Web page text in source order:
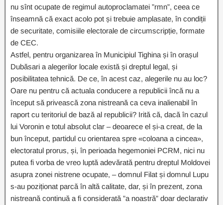
nu sînt ocupate de regimul autoproclamatei ”rmn”, ceea ce
înseamnă că exact acolo pot și trebuie amplasate, în condiții
de securitate, comisiile electorale de circumscripție, formate
de CEC.
Astfel, pentru organizarea în Municipiul Tighina și în orașul
Dubăsari а alegerilor locale există și dreptul legal, și
posibilitatea tehnică. De ce, în acest caz, alegerile nu au loc?
Oare nu pentru că actuala conducere a republicii încă nu a
început să privească zona nistreană ca ceva inalienabil în
raport cu teritoriul de bază al republicii? Irită că, dacă în cazul
lui Voronin e totul absolut clar – deoarece el și-a creat, de la
bun început, partidul cu orientarea spre «coloana a cincea»,
electoratul prorus, și, în perioada hegemoniei PCRM, nici nu
putea fi vorba de vreo luptă adevărată pentru dreptul Moldovei
asupra zonei nistrene ocupate, – domnul Filat și domnul Lupu
s-au poziționat parcă în altă calitate, dar, și în prezent, zona
nistreană continuă a fi considerată ”a noastră” doar declarativ